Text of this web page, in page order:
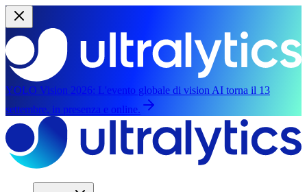
YOLO Vision 2026: L'evento globale di vision AI torna il 13
settembre, in presenza e online.